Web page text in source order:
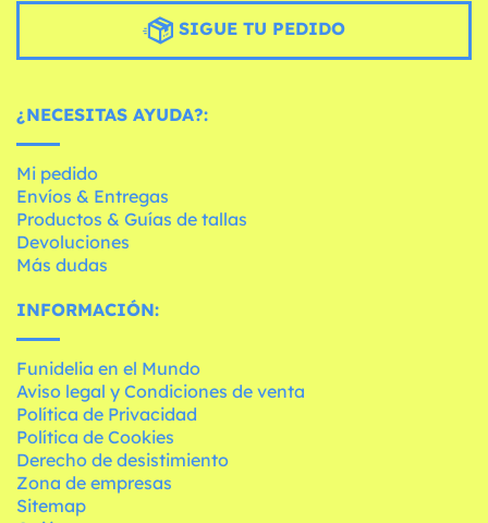
SIGUE TU PEDIDO
¿NECESITAS AYUDA?:
Mi pedido
Envíos & Entregas
Productos & Guías de tallas
Devoluciones
Más dudas
INFORMACIÓN:
Funidelia en el Mundo
Aviso legal y Condiciones de venta
Política de Privacidad
Política de Cookies
Derecho de desistimiento
Zona de empresas
Sitemap